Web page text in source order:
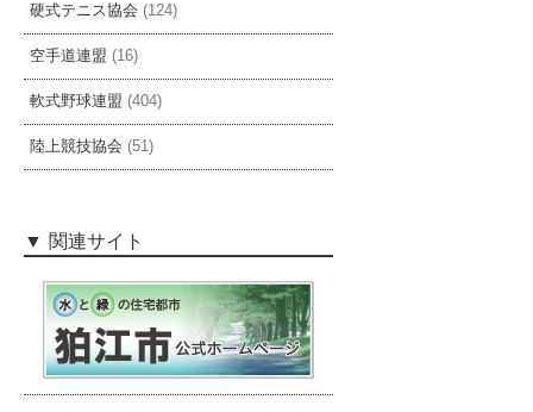
硬式テニス協会 (124)
空手道連盟 (16)
軟式野球連盟 (404)
陸上競技協会 (51)
関連サイト